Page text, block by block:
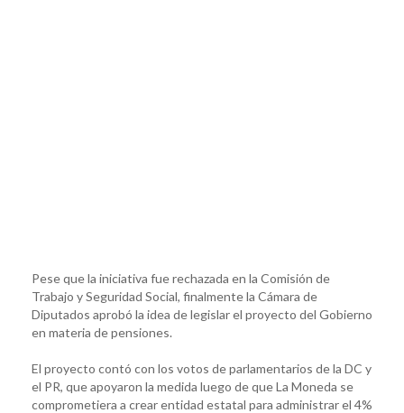
Pese que la iniciativa fue rechazada en la Comisión de
Trabajo y Seguridad Social, finalmente la Cámara de
Diputados aprobó la idea de legislar el proyecto del Gobierno
en materia de pensiones.
El proyecto contó con los votos de parlamentarios de la DC y
el PR, que apoyaron la medida luego de que La Moneda se
comprometiera a crear entidad estatal para administrar el 4%